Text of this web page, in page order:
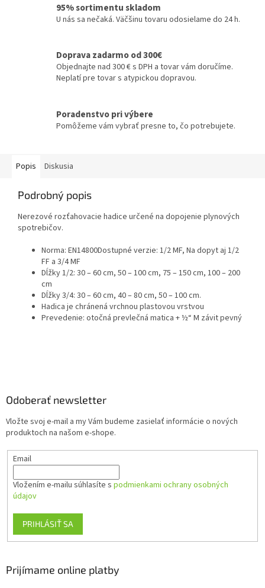
95% sortimentu skladom
U nás sa nečaká. Väčšinu tovaru odosielame do 24 h.
Doprava zadarmo od 300€
Objednajte nad 300 € s DPH a tovar vám doručíme.
Neplatí pre tovar s atypickou dopravou.
Poradenstvo pri výbere
Pomôžeme vám vybrať presne to, čo potrebujete.
Popis Diskusia
Podrobný popis
Nerezové rozťahovacie hadice určené na dopojenie plynových
spotrebičov.
Norma: EN14800Dostupné verzie: 1/2 MF, Na dopyt aj 1/2
FF a 3/4 MF
Dĺžky 1/2: 30 – 60 cm, 50 – 100 cm, 75 – 150 cm, 100 – 200
cm
Dĺžky 3/4: 30 – 60 cm, 40 – 80 cm, 50 – 100 cm.
Hadica je chránená vrchnou plastovou vrstvou
Prevedenie: otočná prevlečná matica + ½“ M závit pevný
Odoberať newsletter
Vložte svoj e-mail a my Vám budeme zasielať informácie o nových
produktoch na našom e-shope.
Email
Vložením e-mailu súhlasíte s podmienkami ochrany osobných
údajov
PRIHLÁSIŤ SA
Prijímame online platby